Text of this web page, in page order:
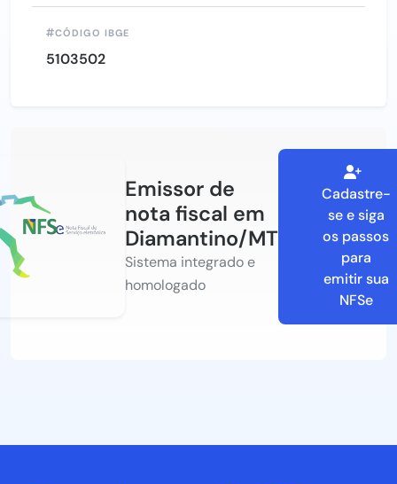
CÓDIGO IBGE
5103502
Emissor de
nota fiscal em
Diamantino/MT
Sistema integrado e
homologado
Cadastre-
se e siga
os passos
para
emitir sua
NFSe